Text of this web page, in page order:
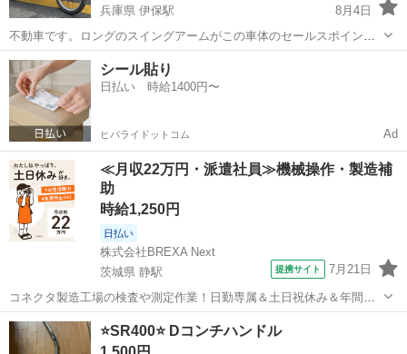
兵庫県 伊保駅
8月4日
不動車です。ロングのスイングアームがこの車体のセールスポイント
です。 もともと部品取りで入手したのですが、配線が前オーナーより
加工されてたので断念しました。CDI，キャブレターの主要パーツはつ
いてます。水没してないか確認のた...
兵庫 高砂市 伊保駅
シール貼り
日払い 時給1400円〜
ヒバライドットコム Ad
≪月収22万円・派遣社員≫機械操作・製造補
助
時給1,250円
日払い
株式会社BREXA Next
茨城県 静駅
提携サイト 7月21日
コネクタ製造工場の検査や測定作業！日勤専属＆土日祝休み＆年間休
日128日★クリーンルーム内作業★マイカー通勤OK＆無料駐車場あり
★就業先食堂利用可！日払い制度あり！《茨城県常陸大宮市》 人気の
茨城 常陸大宮市
⭐️SR400⭐️ Dコンチハンドル